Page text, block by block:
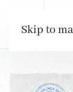
Skip to